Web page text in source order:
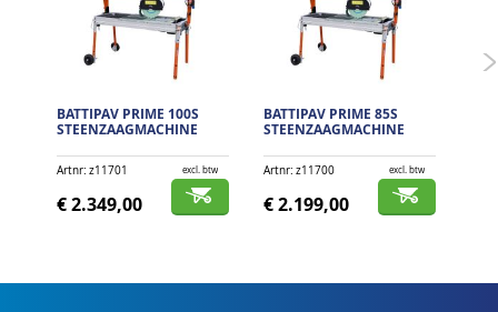
BATTIPAV PRIME 100S
STEENZAAGMACHINE
Artnr z11701 excl. btw
€ 2.349,00
BATTIPAV PRIME 85S
STEENZAAGMACHINE
Artnr z11700 excl. btw
€ 2.199,00